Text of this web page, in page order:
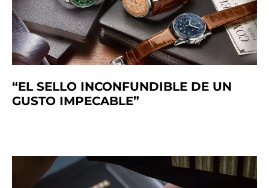
“EL SELLO INCONFUNDIBLE DE UN
GUSTO IMPECABLE”